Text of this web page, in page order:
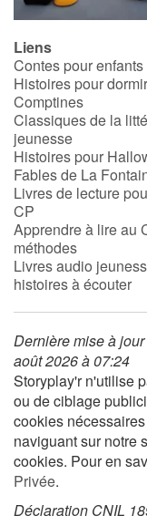
Liens
Contes pour enfants
Histoires pour dormir
Comptines
Classiques de la
jeunesse
Histoires pour
Fables de La
Livres de lecture
CP
Apprendre à lire au
méthodes
Livres audio
histoires à écouter
Dernière mise à
août 2026 à 07:24
Storyplay'r n'utilise
ou de ciblage
cookies
naviguant sur notre
cookies. Pour en
Privée.
Déclaration CNIL